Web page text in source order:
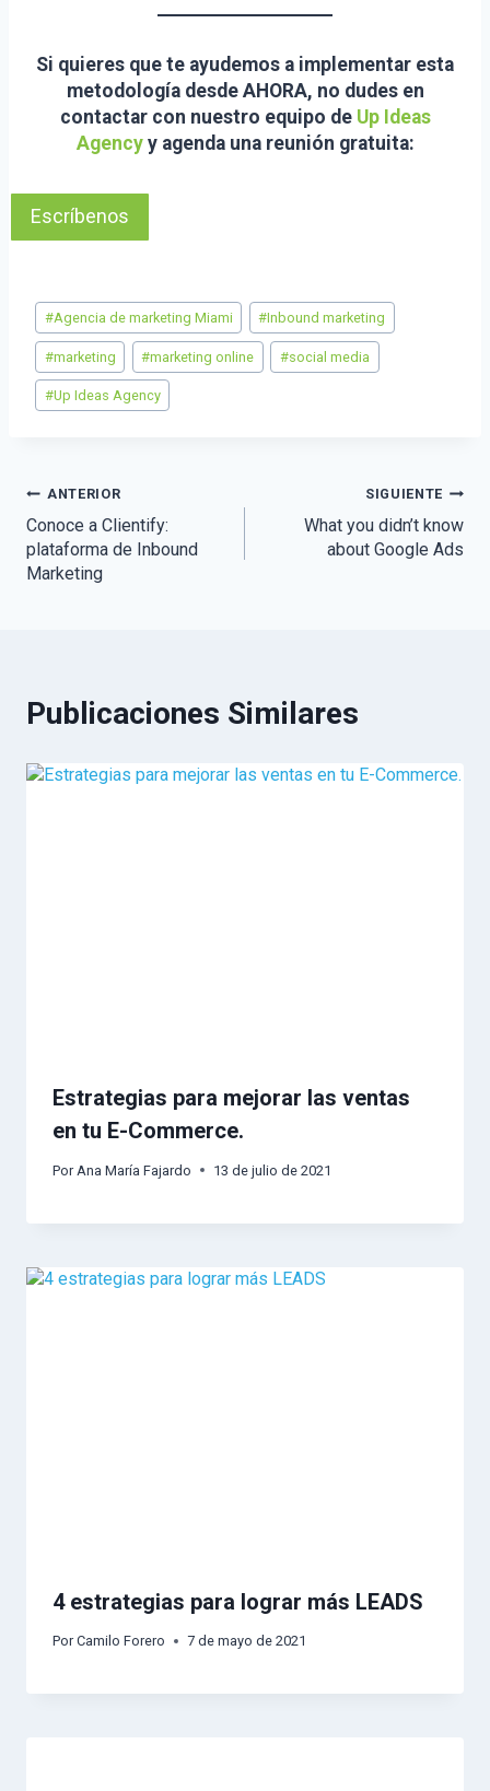
Si quieres que te ayudemos a implementar esta
metodología desde AHORA, no dudes en
contactar con nuestro equipo de Up Ideas
Agencyy agenda una reunión gratuita:
Escríbenos
Etiquetas
de
la
entrada:
#Agencia de marketing Miami #Inbound marketing
#marketing #marketing online #social media
#Up Ideas Agency
Navegación
de
entradas
ANTERIOR
Conoce a Clientify:
plataforma de Inbound
Marketing
SIGUIENTE
What you didn’t know
about Google Ads
Publicaciones Similares
Estrategias para mejorar las ventas
en tu E-Commerce.
Por Ana María Fajardo 13 de julio de 2021
4 estrategias para lograr más LEADS
Por Camilo Forero 7 de mayo de 2021